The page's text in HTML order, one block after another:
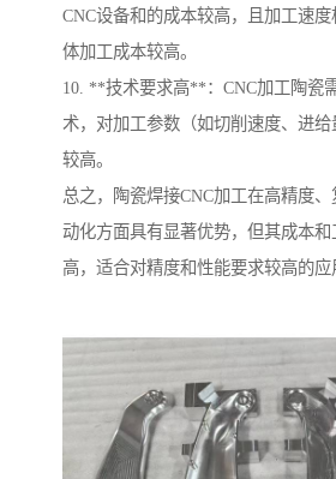
CNC设备和的成本较高，且加工速
体加工成本较高。
10. **技术要求高**：CNC加工陶瓷
术，对加工参数（如切削速度、进
较高。
总之，陶瓷焊接CNC加工在高精度
动化方面具有显著优势，但其成本
高，适合对精度和性能要求较高的应